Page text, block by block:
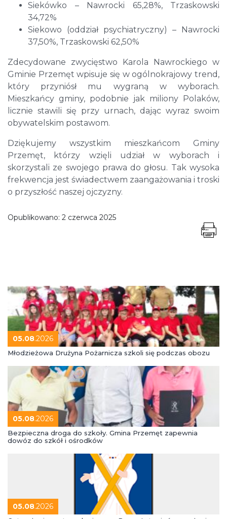
Siekówko – Nawrocki 65,28%, Trzaskowski
34,72%
Siekowo (oddział psychiatryczny) – Nawrocki
37,50%, Trzaskowski 62,50%
Zdecydowane zwycięstwo Karola Nawrockiego w
Gminie Przemęt wpisuje się w ogólnokrajowy trend,
który przyniósł mu wygraną w wyborach.
Mieszkańcy gminy, podobnie jak miliony Polaków,
licznie stawili się przy urnach, dając wyraz swoim
obywatelskim postawom.
Dziękujemy wszystkim mieszkańcom Gminy
Przemęt, którzy wzięli udział w wyborach i
skorzystali ze swojego prawa do głosu. Tak wysoka
frekwencja jest świadectwem zaangażowania i troski
o przyszłość naszej ojczyzny.
Opublikowano: 2 czerwca 2025
05.08.2026
Młodzieżowa Drużyna Pożarnicza szkoli się podczas obozu
05.08.2026
Bezpieczna droga do szkoły. Gmina Przemęt zapewnia
dowóz do szkół i ośrodków
05.08.2026